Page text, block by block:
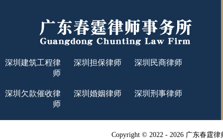
深圳建筑工程律
师
深圳担保律师 深圳民商律师
深圳欠款催收律
师
深圳婚姻律师 深圳刑事律师
Copyright © 2022 - 2026 广东春霆